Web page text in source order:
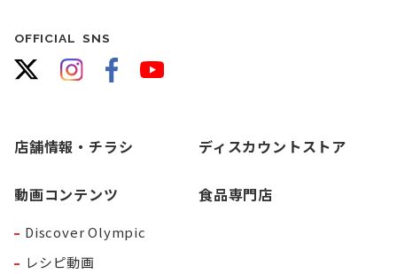
OFFICIAL SNS
店舗情報・チラシ
動画コンテンツ
Discover Olympic
レシピ動画
ディスカウントストア
食品専門店